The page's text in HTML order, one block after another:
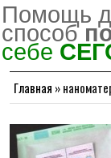
Помощь
способ
себе
Главная »